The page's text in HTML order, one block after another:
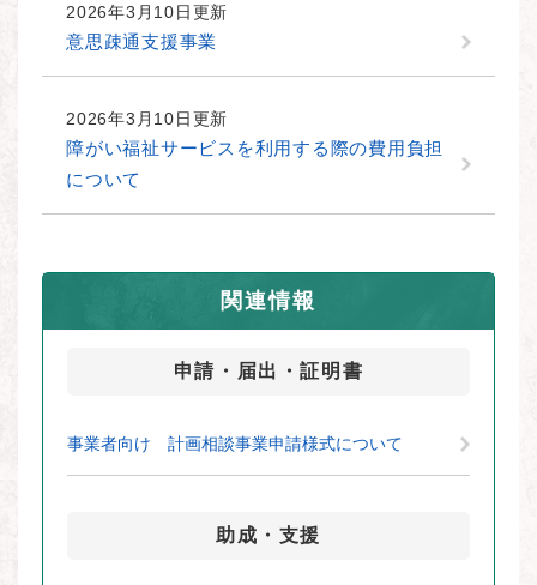
2026年3月10日更新
意思疎通支援事業
2026年3月10日更新
障がい福祉サービスを利用する際の費用負担
について
関連情報
申請・届出・証明書
事業者向け 計画相談事業申請様式について
助成・支援